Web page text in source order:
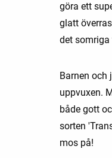
göra ett
glatt
det
Barnen och
uppvuxen.
både gott
sorten
mos på!